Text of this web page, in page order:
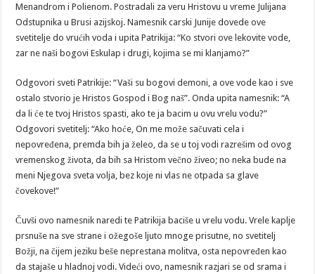
Menandrom i Polienom. Postradali za veru Hristovu u vreme Julijana
Odstupnika u Brusi azijskoj. Namesnik carski Junije dovede ove
svetitelje do vrućih voda i upita Patrikija: “Ko stvori ove lekovite vode,
zar ne naši bogovi Eskulap i drugi, kojima se mi klanjamo?”
Odgovori sveti Patrikije: “Vaši su bogovi demoni, a ove vode kao i sve
ostalo stvorio je Hristos Gospod i Bog naš”. Onda upita namesnik: “A
da li će te tvoj Hristos spasti, ako te ja bacim u ovu vrelu vodu?”
Odgovori svetitelj: “Ako hoće, On me može sačuvati cela i
nepovređena, premda bih ja želeo, da se u toj vodi razrešim od ovog
vremenskog života, da bih sa Hristom večno živeo; no neka bude na
meni Njegova sveta volja, bez koje ni vlas ne otpada sa glave
čovekove!”
Čuvši ovo namesnik naredi te Patrikija baciše u vrelu vodu. Vrele kaplje
prsnuše na sve strane i ožegoše ljuto mnoge prisutne, no svetitelj
Božji, na čijem jeziku beše neprestana molitva, osta nepovređen kao
da stajaše u hladnoj vodi. Videći ovo, namesnik razjari se od srama i